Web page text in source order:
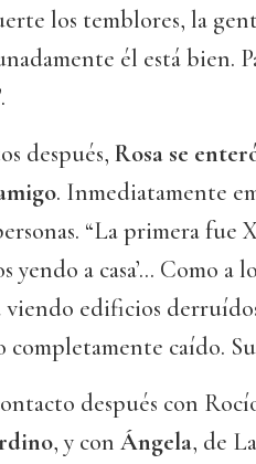
los temblores, la
él está bien.
después, Rosa se
. Inmediatamente
“La primera fue
yendo a casa’... Como
viendo edificios
completamente caído. Su
después con
, y con Ángela, de